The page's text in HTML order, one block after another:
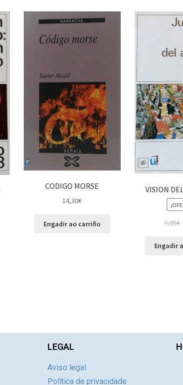
CODIGO MORSE
14,30€
Engadir ao carriño
VISION
7,95€
Engadir
LEGAL
Aviso legal
Política de privacidade